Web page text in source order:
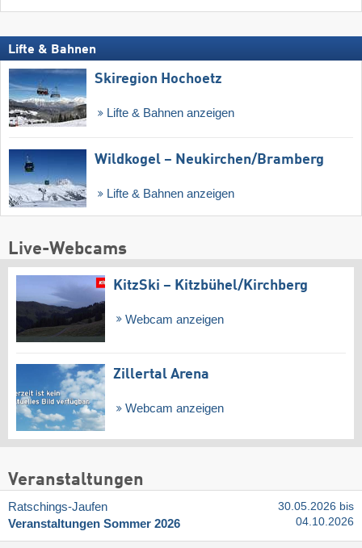
Lifte & Bahnen
Skiregion Hochoetz
Lifte & Bahnen anzeigen
Wildkogel – Neukirchen/​Bramberg
Lifte & Bahnen anzeigen
Live-Webcams
KitzSki – Kitzbühel/​Kirchberg
Webcam anzeigen
Zillertal Arena
Webcam anzeigen
Veranstaltungen
Ratschings-Jaufen
Veranstaltungen Sommer 2026
30.05.2026 bis
04.10.2026